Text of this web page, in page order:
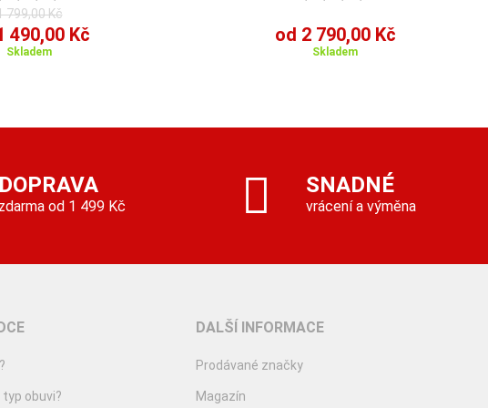
799,00 Kč
490,00 Kč
Skladem
od 2 790,00 Kč
Skladem
DOPRAVA
zdarma od 1 499 Kč
SNADNÉ
vrácení a výměna
obuvi?
DALŠÍ INFORMACE
Prodávané značky
Magazín